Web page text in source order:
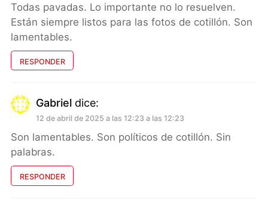
Todas pavadas. Lo importante no lo resuelven.
Están siempre listos para las fotos de cotillón. Son
lamentables.
RESPONDER
Gabriel dice:
12 de abril de 2025 a las 12:23 a las 12:23
Son lamentables. Son políticos de cotillón. Sin
palabras.
RESPONDER